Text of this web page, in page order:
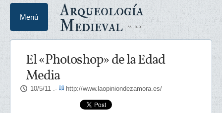
Arqueología
Medieval
Menú
El «Photoshop» de la Edad
Media
10/5/11 .- http://www.laopiniondezamora.es/